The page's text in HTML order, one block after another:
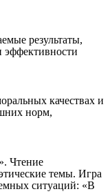
результаты,
эффективности
качествах и
норм,
Чтение
темы. Игра
ситуаций: «В